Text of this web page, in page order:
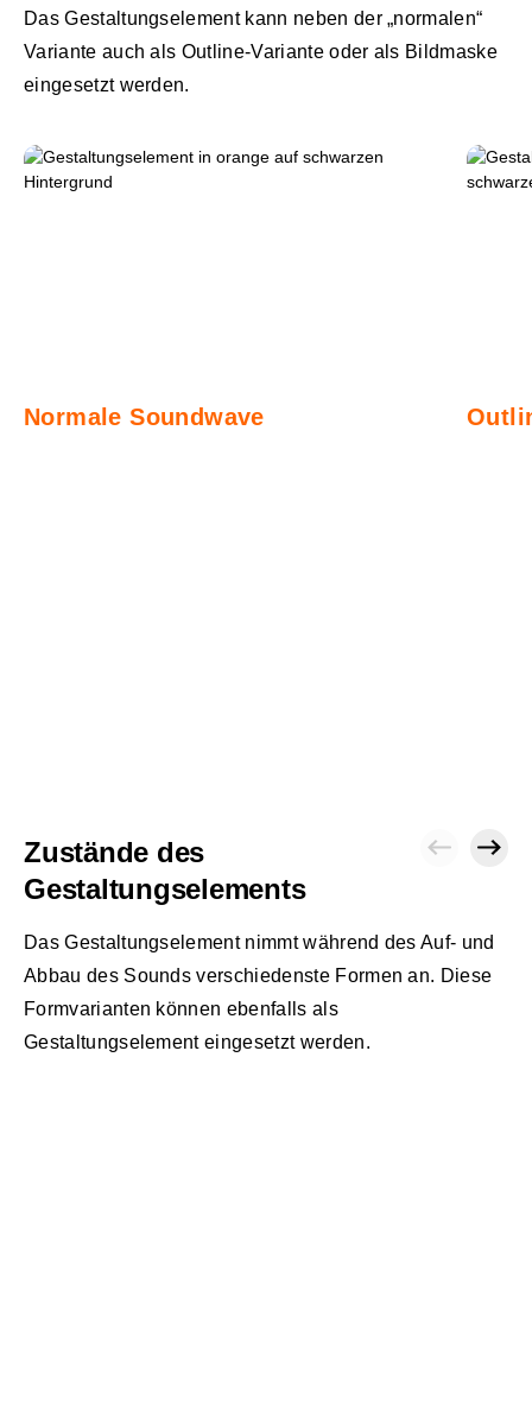
Das Gestaltungselement kann neben der „normalen“
Variante auch als Outline-Variante oder als Bildmaske
eingesetzt werden.
Normale Soundwave
Zustände des
Gestaltungselements
Das Gestaltungselement nimmt während des Auf- und
Abbau des Sounds verschiedenste Formen an. Diese
Formvarianten können ebenfalls als
Gestaltungselement eingesetzt werden.